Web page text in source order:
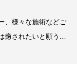
、様々な施術などご
癒されたいと願う本